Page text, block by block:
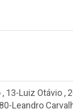
, 13-Luiz Otávio ,
80-Leandro